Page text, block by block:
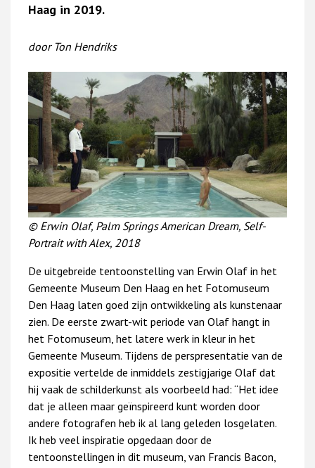
Haag in 2019.
door Ton Hendriks
© Erwin Olaf, Palm Springs American Dream, Self-
Portrait with Alex, 2018
De uitgebreide tentoonstelling van Erwin Olaf in het
Gemeente Museum Den Haag en het Fotomuseum
Den Haag laten goed zijn ontwikkeling als kunstenaar
zien. De eerste zwart-wit periode van Olaf hangt in
het Fotomuseum, het latere werk in kleur in het
Gemeente Museum. Tijdens de perspresentatie van de
expositie vertelde de inmiddels zestigjarige Olaf dat
hij vaak de schilderkunst als voorbeeld had: “Het idee
dat je alleen maar geïnspireerd kunt worden door
andere fotografen heb ik al lang geleden losgelaten.
Ik heb veel inspiratie opgedaan door de
tentoonstellingen in dit museum, van Francis Bacon,